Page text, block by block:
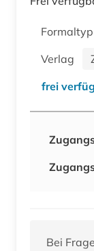
Formaltyp
Verlag
frei
Bei